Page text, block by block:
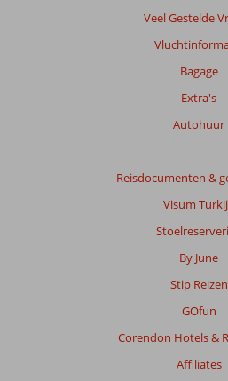
Veel Gestelde
Bagage
Extra's
Autohuur
Reisdocumenten &
Visum
By June
Stip Reizen
GOfun
Corendon Hotels &
Affiliates